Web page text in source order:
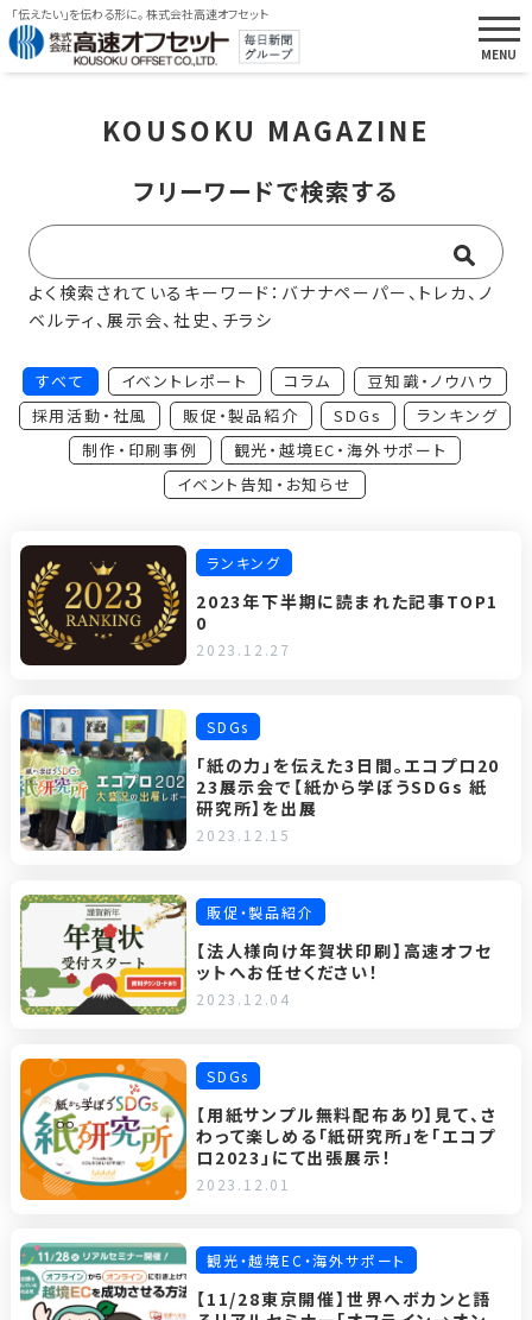
「伝えたい」を伝わる形に。 株式会社高速オフセット
KOUSOKU MAGAZINE
フリーワードで検索する
よく検索されているキーワード：バナナペーパー、トレカ、ノ
ベルティ、展示会、社史、チラシ
すべて イベントレポート コラム
豆知識・ノウハウ
採用活動・社風
販促・製品紹介 SDGs
ランキング
制作・印刷事例
観光・越境EC・海外サポート
イベント告知・お知らせ
ランキング
2023年下半期に読まれた記事TOP1
0
2023.12.27
SDGs
「紙の力」を伝えた3日間。エコプロ20
23展示会で【紙から学ぼうSDGs 紙
研究所】を出展
2023.12.15
販促・製品紹介
【法人様向け年賀状印刷】高速オフセ
ットへお任せください！
2023.12.04
SDGs
【用紙サンプル無料配布あり】見て、さ
わって楽しめる「紙研究所」を「エコプ
ロ2023」にて出張展示！
2023.12.01
観光・越境EC・海外サポート
【11/28東京開催】世界へボカンと語